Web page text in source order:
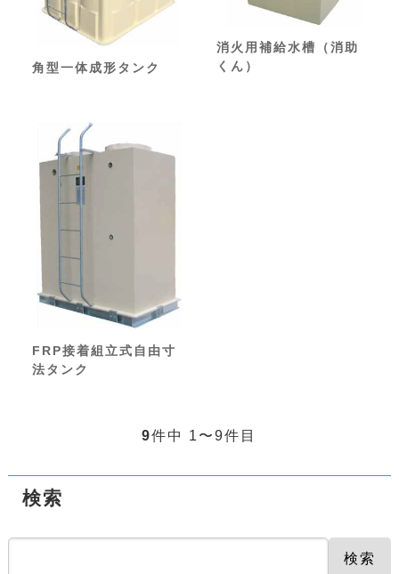
角型一体成形タンク
消火用補給水槽（消助
くん）
FRP接着組立式自由寸
法タンク
9件中 1〜9件目
検索
検索